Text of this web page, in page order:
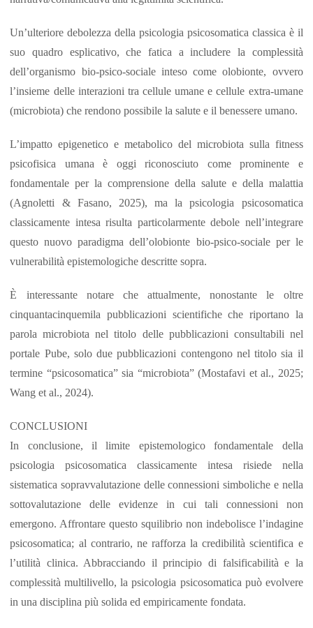
Un’ulteriore debolezza della psicologia psicosomatica classica è il
suo quadro esplicativo, che fatica a includere la complessità
dell’organismo bio-psico-sociale inteso come olobionte, ovvero
l’insieme delle interazioni tra cellule umane e cellule extra-umane
(microbiota) che rendono possibile la salute e il benessere umano.
L’impatto epigenetico e metabolico del microbiota sulla fitness
psicofisica umana è oggi riconosciuto come prominente e
fondamentale per la comprensione della salute e della malattia
(Agnoletti & Fasano, 2025), ma la psicologia psicosomatica
classicamente intesa risulta particolarmente debole nell’integrare
questo nuovo paradigma dell’olobionte bio-psico-sociale per le
vulnerabilità epistemologiche descritte sopra.
È interessante notare che attualmente, nonostante le oltre
cinquantacinquemila pubblicazioni scientifiche che riportano la
parola microbiota nel titolo delle pubblicazioni consultabili nel
portale Pube, solo due pubblicazioni contengono nel titolo sia il
termine “psicosomatica” sia “microbiota” (Mostafavi et al., 2025;
Wang et al., 2024).
CONCLUSIONI
In conclusione, il limite epistemologico fondamentale della
psicologia psicosomatica classicamente intesa risiede nella
sistematica sopravvalutazione delle connessioni simboliche e nella
sottovalutazione delle evidenze in cui tali connessioni non
emergono. Affrontare questo squilibrio non indebolisce l’indagine
psicosomatica; al contrario, ne rafforza la credibilità scientifica e
l’utilità clinica. Abbracciando il principio di falsificabilità e la
complessità multilivello, la psicologia psicosomatica può evolvere
in una disciplina più solida ed empiricamente fondata.